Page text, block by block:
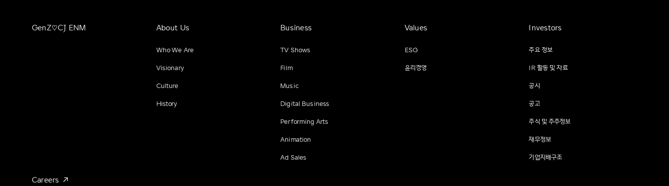
GenZ♡CJ ENM About Us
Who We Are
Visionary
Culture
History
Business
TV Shows
Film
Music
Digital Business
Performing Arts
Animation
Ad Sales
Values
ESG
윤리경영
Investors
주요 정보
IR 활동 및 자료
공시
공고
주식 및 주주정보
재무정보
기업지배구조
Careers